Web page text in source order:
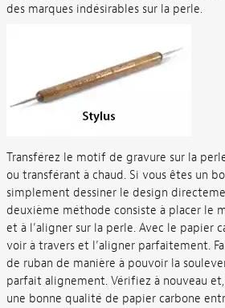
des marques indésirables sur la perle.
Transférez le motif de gravure sur la
ou transférant à chaud. Si vous êtes un
simplement dessiner le design
deuxième méthode consiste à placer le
et à l’aligner sur la perle. Avec le papier
voir à travers et l’aligner parfaitement.
de ruban de manière à pouvoir la
parfait alignement. Vérifiez à nouveau
une bonne qualité de papier carbone